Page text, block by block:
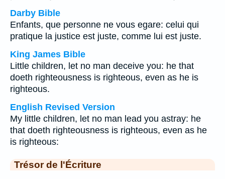
Darby Bible
Enfants, que personne ne vous egare: celui qui
pratique la justice est juste, comme lui est juste.
King James Bible
Little children, let no man deceive you: he that
doeth righteousness is righteous, even as he is
righteous.
English Revised Version
My little children, let no man lead you astray: he
that doeth righteousness is righteous, even as he
is righteous:
Trésor de l'Écriture